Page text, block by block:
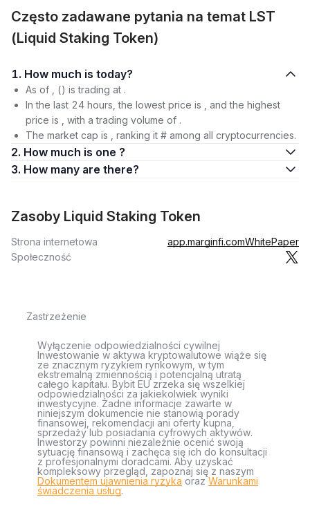
Często zadawane pytania na temat LST
(Liquid Staking Token)
1. How much is today?
As of , () is trading at .
In the last 24 hours, the lowest price is , and the highest
price is , with a trading volume of .
The market cap is , ranking it # among all cryptocurrencies.
2. How much is one ?
3. How many are there?
Zasoby Liquid Staking Token
Strona internetowa app.marginfi.comWhitePaper
Społeczność
Zastrzeżenie
Wyłączenie odpowiedzialności cywilnej
Inwestowanie w aktywa kryptowalutowe wiąże się
ze znacznym ryzykiem rynkowym, w tym
ekstremalną zmiennością i potencjalną utratą
całego kapitału. Bybit EU zrzeka się wszelkiej
odpowiedzialności za jakiekolwiek wyniki
inwestycyjne. Żadne informacje zawarte w
niniejszym dokumencie nie stanowią porady
finansowej, rekomendacji ani oferty kupna,
sprzedaży lub posiadania cyfrowych aktywów.
Inwestorzy powinni niezależnie ocenić swoją
sytuację finansową i zachęca się ich do konsultacji
z profesjonalnymi doradcami. Aby uzyskać
kompleksowy przegląd, zapoznaj się z naszym
Dokumentem ujawnienia ryzyka orazWarunkami
świadczenia usług.